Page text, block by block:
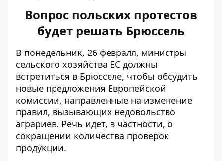
Вопрос польских протестов
будет решать Брюссель
В понедельник, 26 февраля, министры
сельского хозяйства ЕС должны
встретиться в Брюсселе, чтобы обсудить
новые предложения Европейской
комиссии, направленные на изменение
правил, вызывающих недовольство
аграриев. Речь идет, в частности, о
сокращении количества проверок
продукции.